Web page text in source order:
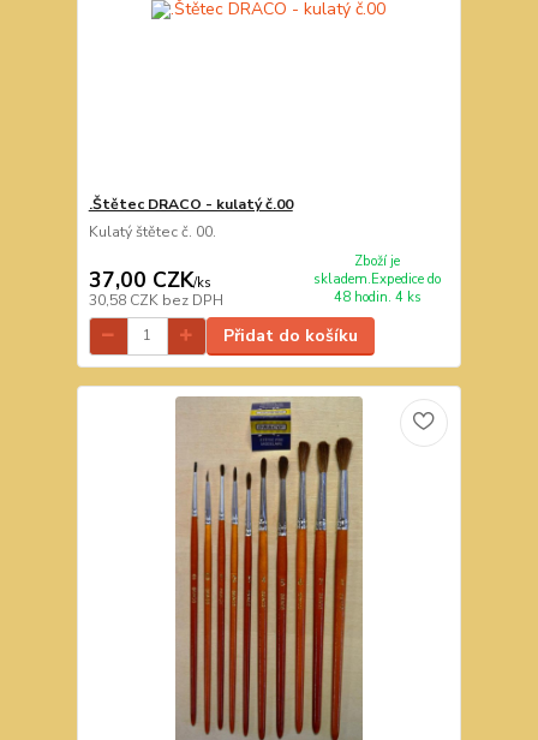
.Štětec DRACO - kulatý č.00
Kulatý štětec č. 00.
37,00 CZK/ks
30,58 CZK bez DPH
Zboží je
skladem.Expedice do
48 hodin. 4 ks
Přidat do košíku